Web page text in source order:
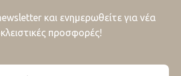
και ενημερωθείτε για νέα
προσφορές!